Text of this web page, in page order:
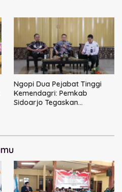
Ngopi Dua Pejabat Tinggi
Kemendagri: Pemkab
Sidoarjo Tegaskan